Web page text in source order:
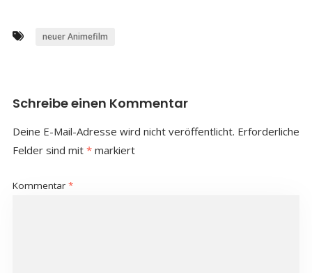
neuer Animefilm
Schreibe einen Kommentar
Deine E-Mail-Adresse wird nicht veröffentlicht. Erforderliche
Felder sind mit *markiert
Kommentar *